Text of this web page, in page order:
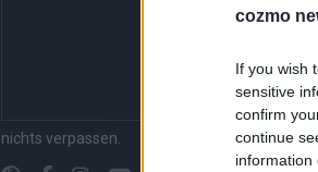
cozmo
If you wish
sensitive
confirm
continue
information
Hier gibt’s die
bringen dir die
Redaktion kuratiert
Suchen, kein
nichts verpassen.